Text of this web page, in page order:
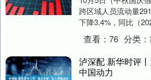
跨区域人员流动量
下降3.4%，同比（
日）增长3.4%。 举
查看：76 分类：
泸深配 新华时评丨
中国动力